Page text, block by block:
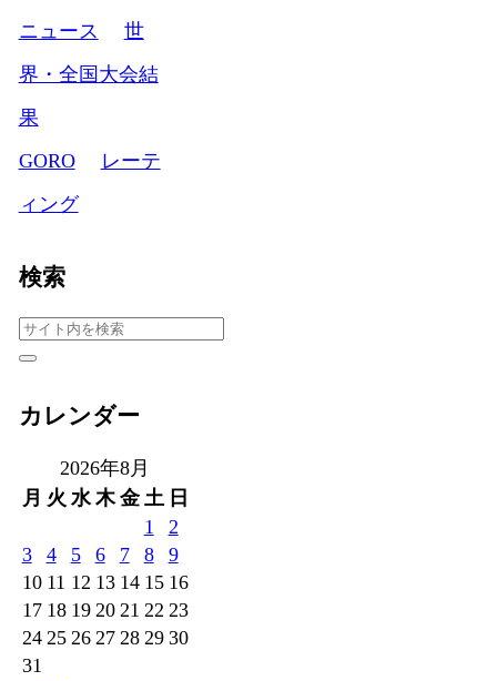
ニュース
世
界・全国大会結
果
GORO
レーテ
ィング
検索
カレンダー
2026年8月
月 火 水 木 金 土 日
1
2
3
4 5 6 7 8
9
10 11 12 13 14 15 16
17 18 19 20 21 22 23
24 25 26 27 28 29 30
31